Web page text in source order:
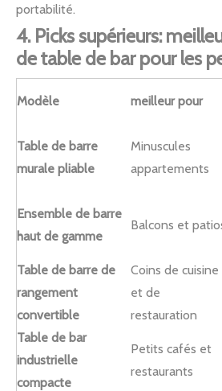
portabilité.
4. Picks supérieurs:
de table de bar pour les
Modèle meilleur pour
Table de barre
murale pliable
Minuscules
appartements
Ensemble de barre
haut de gamme
Balcons et
Table de barre de
rangement
convertible
Coins de cuisine
et de
restauration
Table de bar
industrielle
compacte
Petits cafés et
restaurants